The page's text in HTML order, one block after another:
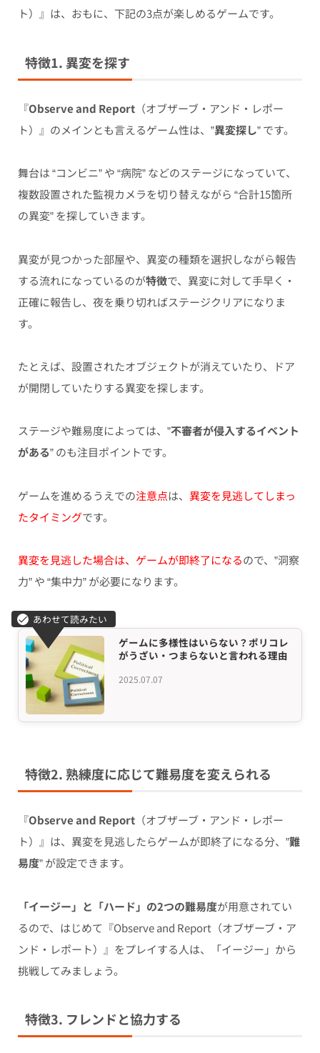
ト）』は、おもに、下記の3点が楽しめるゲームです。
特徴1. 異変を探す
『Observe and Report（オブザーブ・アンド・レポー
ト）』のメインとも言えるゲーム性は、”異変探し” です。
舞台は “コンビニ” や “病院” などのステージになっていて、
複数設置された監視カメラを切り替えながら “合計15箇所
の異変” を探していきます。
異変が見つかった部屋や、異変の種類を選択しながら報告
する流れになっているのが特徴で、異変に対して手早く・
正確に報告し、夜を乗り切ればステージクリアになりま
す。
たとえば、設置されたオブジェクトが消えていたり、ドア
が開閉していたりする異変を探します。
ステージや難易度によっては、”不審者が侵入するイベント
がある” のも注目ポイントです。
ゲームを進めるうえでの注意点は、 異変を見逃してしまっ
たタイミングです。
異変を見逃した場合は、ゲームが即終了になるので、”洞察
力” や “集中力” が必要になります。
2025.07.07
ゲームに多様性はいらない？ポリコレ
がうざい・つまらないと言われる理由
特徴2. 熟練度に応じて難易度を変えられる
『Observe and Report（オブザーブ・アンド・レポー
ト）』は、異変を見逃したらゲームが即終了になる分、”難
易度” が設定できます。
「イージー」と「ハード」の2つの難易度が用意されてい
るので、はじめて『Observe and Report（オブザーブ・ア
ンド・レポート）』をプレイする人は、「イージー」から
挑戦してみましょう。
特徴3. フレンドと協力する